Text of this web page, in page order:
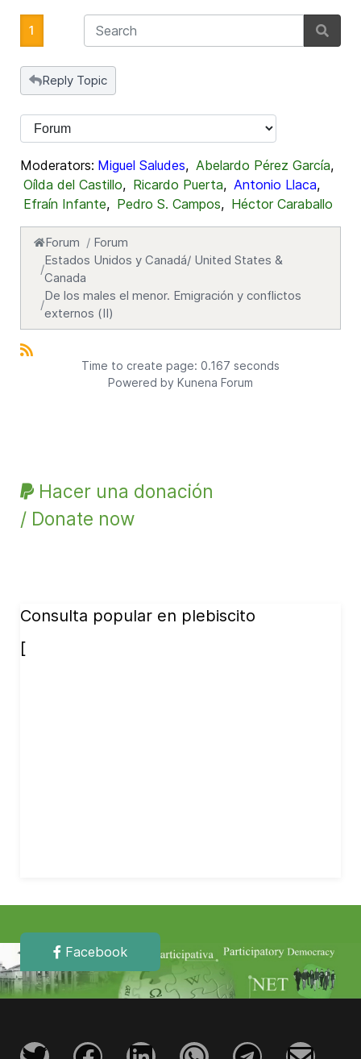
1
Reply Topic
Moderators: Miguel Saludes, Abelardo Pérez García,
Oílda del Castillo, Ricardo Puerta, Antonio Llaca,
Efraín Infante, Pedro S. Campos, Héctor Caraballo
Forum
Forum
Estados Unidos y Canadá/ United States &
Canada
De los males el menor. Emigración y conflictos
externos (II)
Time to create page: 0.167 seconds
Powered by Kunena Forum
Hacer una donación
/ Donate now
Consulta popular en plebiscito
[
Facebook